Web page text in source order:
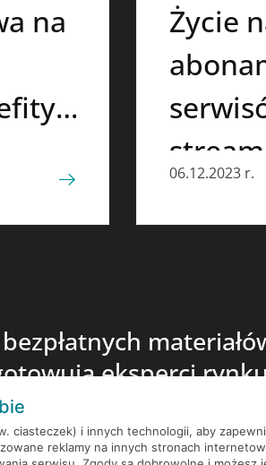
na
Życie
06.12.2023 r.
eksperci
ciasteczek) i innych technologii, aby
reklamy na innych stronach